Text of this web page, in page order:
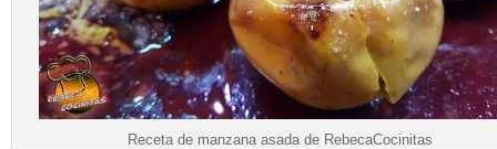
Receta de manzana asada de RebecaCocinitas